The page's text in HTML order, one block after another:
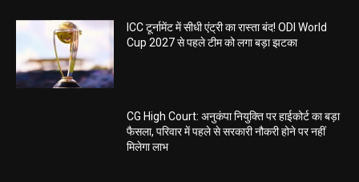
ICC टूर्नामेंट में सीधी एंट्री का रास्ता बंद! ODI World
Cup 2027 से पहले टीम को लगा बड़ा झटका
CG High Court: अनुकंपा नियुक्ति पर हाईकोर्ट का बड़ा
फैसला, परिवार में पहले से सरकारी नौकरी होने पर नहीं
मिलेगा लाभ